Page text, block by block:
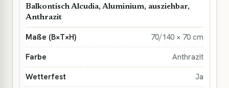
Balkontisch Alcudia, Aluminium, ausziehbar,
Anthrazit
70/140 × 70 cm
Anthrazit
Ja